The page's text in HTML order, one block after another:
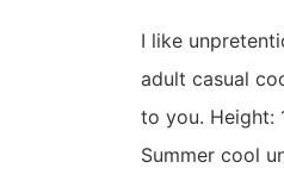
I like
adult casual
to you. Height:
Summer cool